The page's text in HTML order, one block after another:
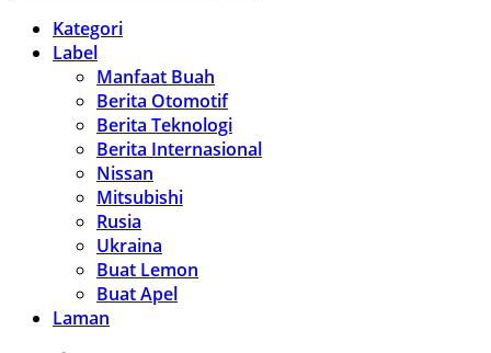
Kategori
Label
Manfaat Buah
Berita Otomotif
Berita Teknologi
Berita Internasional
Nissan
Mitsubishi
Rusia
Ukraina
Buat Lemon
Buat Apel
Laman